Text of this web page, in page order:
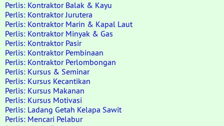
Perlis: Kontraktor Balak & Kayu
Perlis: Kontraktor Jurutera
Perlis: Kontraktor Marin & Kapal Laut
Perlis: Kontraktor Minyak & Gas
Perlis: Kontraktor Pasir
Perlis: Kontraktor Pembinaan
Perlis: Kontraktor Perlombongan
Perlis: Kursus & Seminar
Perlis: Kursus Kecantikan
Perlis: Kursus Makanan
Perlis: Kursus Motivasi
Perlis: Ladang Getah Kelapa Sawit
Perlis: Mencari Pelabur